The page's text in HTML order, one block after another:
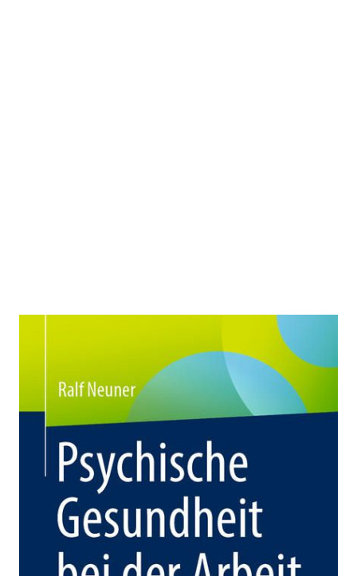
Psychische Gesundheit bei der
Zur Wunschliste hinzufügen
Gefährdungsbeurteilung und gesunde
Organisationsentwicklung
Ralf Neuner